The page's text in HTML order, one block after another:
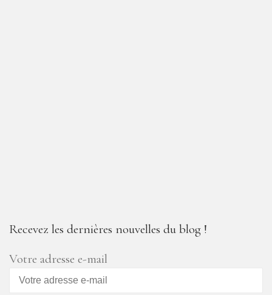
Recevez les dernières nouvelles du blog !
Votre adresse e-mail